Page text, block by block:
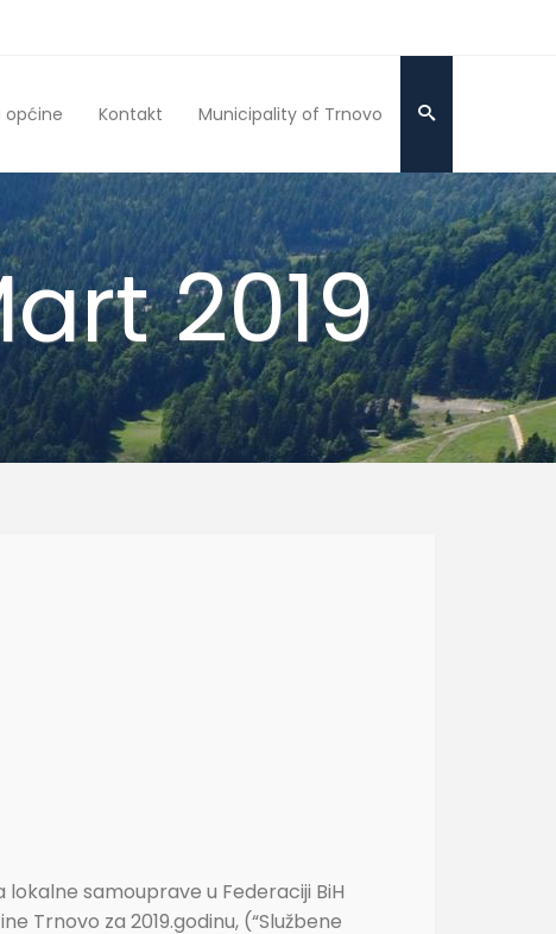
općine Kontakt Municipality of Trnovo
2019
lokalne samouprave u Federaciji BiH
Trnovo za 2019.godinu, (“Službene